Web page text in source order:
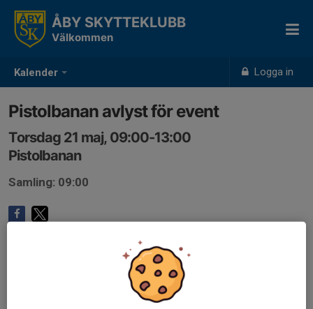
Kalender Logga in
ÅBY SKYTTEKLUBB
Välkommen
Pistolbanan avlyst för event
Torsdag 21 maj, 09:00-13:00
Pistolbanan
Samling: 09:00